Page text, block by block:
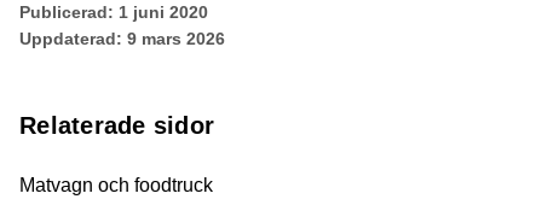
Publicerad: 1 juni 2020
Uppdaterad: 9 mars 2026
Relaterade sidor
Matvagn och foodtruck